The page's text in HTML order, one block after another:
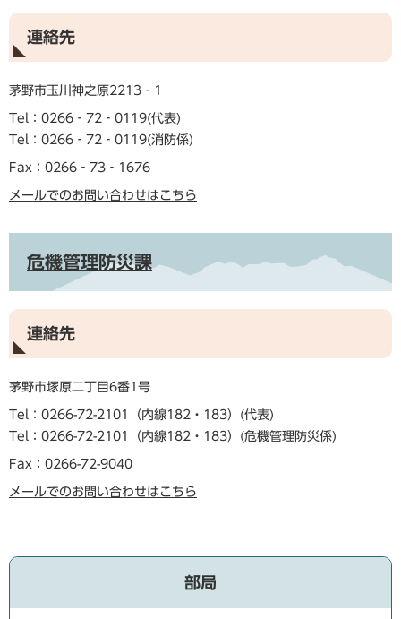
連絡先
茅野市玉川神之原2213‐1
Tel：0266‐72‐0119 代表
Tel：0266‐72‐0119 消防係
Fax：0266‐73‐1676
メールでのお問い合わせはこちら
危機管理防災課
連絡先
茅野市塚原二丁目6番1号
Tel：0266-72-2101（内線182・183）
代表
Tel：0266-72-2101（内線182・183）
危機管理防災係
Fax：0266-72-9040
メールでのお問い合わせはこちら
部局